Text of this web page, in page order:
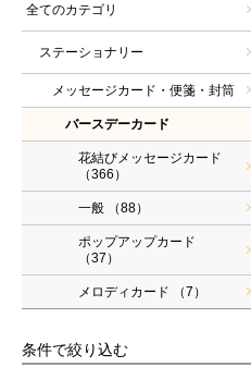
全てのカテゴリ
ステーショナリー
メッセージカード・便箋・封筒
バースデーカード
花結びメッセージカード
（366）
一般 （88）
ポップアップカード
（37）
メロディカード （7）
条件で絞り込む